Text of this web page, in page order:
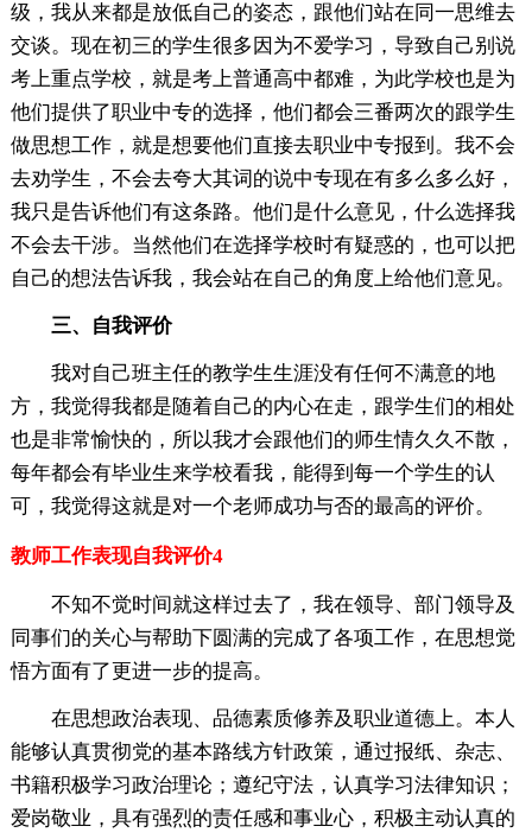
级，我从来都是放低自己的姿态，跟他们站在同一思维去
交谈。现在初三的学生很多因为不爱学习，导致自己别说
考上重点学校，就是考上普通高中都难，为此学校也是为
他们提供了职业中专的选择，他们都会三番两次的跟学生
做思想工作，就是想要他们直接去职业中专报到。我不会
去劝学生，不会去夸大其词的说中专现在有多么多么好，
我只是告诉他们有这条路。他们是什么意见，什么选择我
不会去干涉。当然他们在选择学校时有疑惑的，也可以把
自己的想法告诉我，我会站在自己的角度上给他们意见。
三、自我评价
我对自己班主任的教学生生涯没有任何不满意的地
方，我觉得我都是随着自己的内心在走，跟学生们的相处
也是非常愉快的，所以我才会跟他们的师生情久久不散，
每年都会有毕业生来学校看我，能得到每一个学生的认
可，我觉得这就是对一个老师成功与否的最高的评价。
教师工作表现自我评价4
不知不觉时间就这样过去了，我在领导、部门领导及
同事们的关心与帮助下圆满的完成了各项工作，在思想觉
悟方面有了更进一步的提高。
在思想政治表现、品德素质修养及职业道德上。本人
能够认真贯彻党的基本路线方针政策，通过报纸、杂志、
书籍积极学习政治理论；遵纪守法，认真学习法律知识；
爱岗敬业，具有强烈的责任感和事业心，积极主动认真的